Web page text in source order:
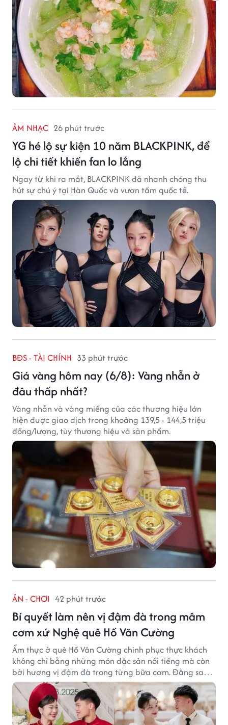
ÂM NHẠC 26 phút trước
YG hé lộ sự kiện 10 năm BLACKPINK, để
lộ chi tiết khiến fan lo lắng
Ngay từ khi ra mắt, BLACKPINK đã nhanh chóng thu
hút sự chú ý tại Hàn Quốc và vươn tầm quốc tế.
BĐS - TÀI CHÍNH 33 phút trước
Giá vàng hôm nay (6/8): Vàng nhẫn ở
đâu thấp nhất?
Vàng nhẫn và vàng miếng của các thương hiệu lớn
hiện được giao dịch trong khoảng 139,5 - 144,5 triệu
đồng/lượng, tùy thương hiệu và sản phẩm.
ĂN - CHƠI 42 phút trước
Bí quyết làm nên vị đậm đà trong mâm
cơm xứ Nghệ quê Hồ Văn Cường
Ẩm thực ở quê Hồ Văn Cường chinh phục thực khách
không chỉ bằng những món đặc sản nổi tiếng mà còn
bởi hương vị đậm đà trong từng bữa cơm. Đằng sau
nét giản dị ấy là những bí quyết được người dân gìn
giữ qua nhiều thế hệ.